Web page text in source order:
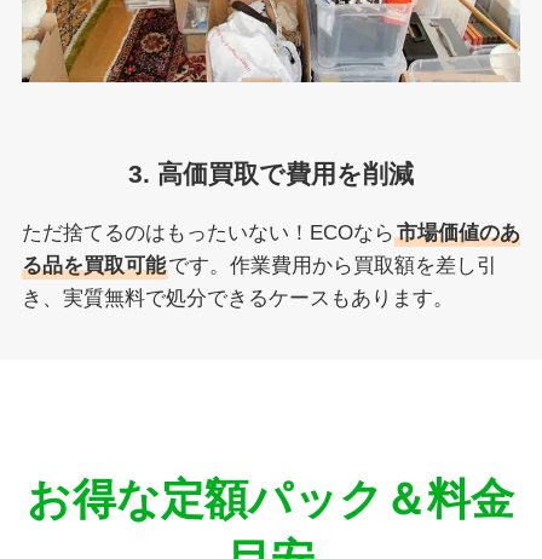
3. 高価買取で費用を削減
ただ捨てるのはもったいない！ECOなら 市場価値のあ
る品を買取可能です。作業費用から買取額を差し引
き、実質無料で処分できるケースもあります。
お得な定額パック＆料金